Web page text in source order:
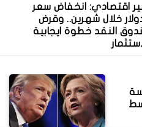
اقتصادي: انخفاض سعر
خلال شهرين.. وقرض
النقد خطوة ايجابية